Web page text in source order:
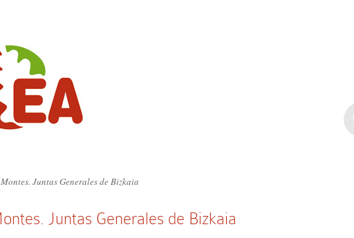
Juntas Generales de Bizkaia
Juntas Generales de Bizkaia